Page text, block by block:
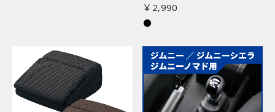
￥2,990